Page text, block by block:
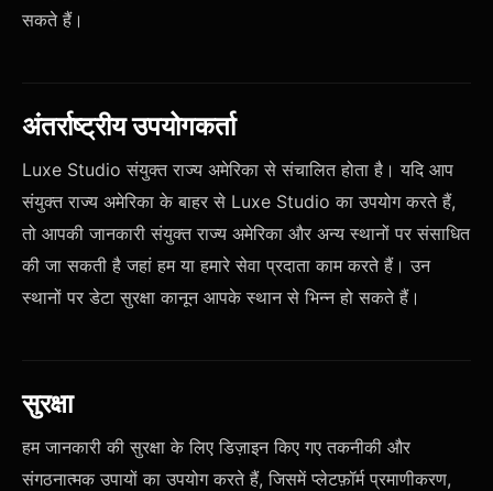
सकते हैं।
अंतर्राष्ट्रीय उपयोगकर्ता
Luxe Studio संयुक्त राज्य अमेरिका से संचालित होता है। यदि आप
संयुक्त राज्य अमेरिका के बाहर से Luxe Studio का उपयोग करते हैं,
तो आपकी जानकारी संयुक्त राज्य अमेरिका और अन्य स्थानों पर संसाधित
की जा सकती है जहां हम या हमारे सेवा प्रदाता काम करते हैं। उन
स्थानों पर डेटा सुरक्षा कानून आपके स्थान से भिन्न हो सकते हैं।
सुरक्षा
हम जानकारी की सुरक्षा के लिए डिज़ाइन किए गए तकनीकी और
संगठनात्मक उपायों का उपयोग करते हैं, जिसमें प्लेटफ़ॉर्म प्रमाणीकरण,